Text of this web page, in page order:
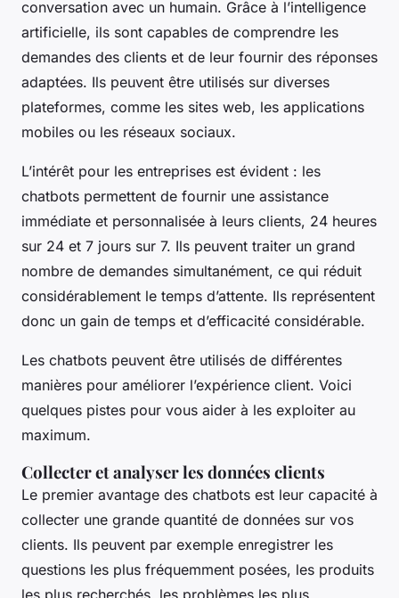
conversation avec un humain. Grâce à l’intelligence
artificielle, ils sont capables de comprendre les
demandes des clients et de leur fournir des réponses
adaptées. Ils peuvent être utilisés sur diverses
plateformes, comme les sites web, les applications
mobiles ou les réseaux sociaux.
L’intérêt pour les entreprises est évident : les
chatbots permettent de fournir une assistance
immédiate et personnalisée à leurs clients, 24 heures
sur 24 et 7 jours sur 7. Ils peuvent traiter un grand
nombre de demandes simultanément, ce qui réduit
considérablement le temps d’attente. Ils représentent
donc un gain de temps et d’efficacité considérable.
Les chatbots peuvent être utilisés de différentes
manières pour améliorer l’expérience client. Voici
quelques pistes pour vous aider à les exploiter au
maximum.
Collecter et analyser les données clients
Le premier avantage des chatbots est leur capacité à
collecter une grande quantité de données sur vos
clients. Ils peuvent par exemple enregistrer les
questions les plus fréquemment posées, les produits
les plus recherchés, les problèmes les plus